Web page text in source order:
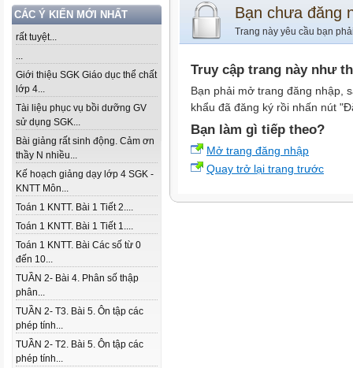
CÁC Ý KIẾN MỚI NHẤT
rất tuyệt...
...
Giới thiệu SGK Giáo dục thể chất
lớp 4...
Tài liệu phục vụ bồi dưỡng GV
sử dụng SGK...
Bài giảng rất sinh động. Cảm ơn
thầy N nhiều...
Kế hoạch giảng dạy lớp 4 SGK -
KNTT Môn...
Toán 1 KNTT. Bài 1 Tiết 2....
Toán 1 KNTT. Bài 1 Tiết 1....
Toán 1 KNTT. Bài Các số từ 0
đến 10...
TUẦN 2- Bài 4. Phân số thập
phân...
TUẦN 2- T3. Bài 5. Ôn tập các
phép tính...
TUẦN 2- T2. Bài 5. Ôn tập các
phép tính...
Bạn chưa đăng
Trang này yêu cầu bạn
Truy cập trang này như
Bạn phải mở trang đăng nhập,
khẩu đã đăng ký rồi nhấn nút
Bạn làm gì tiếp theo?
Mở trang đăng nhập
Quay trở lại trang trước